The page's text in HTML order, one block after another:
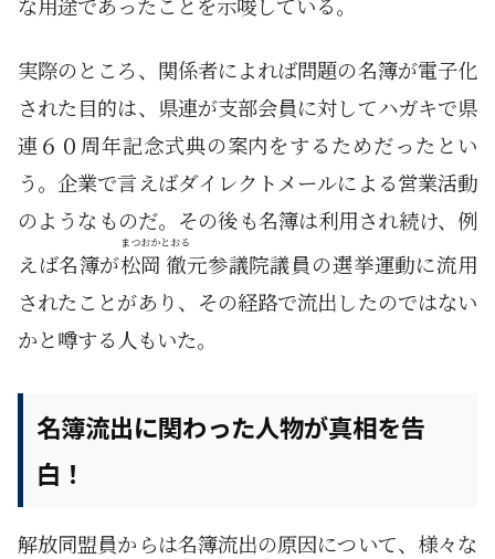
実際のところ、関係者によれば問題の名簿が電子化
された目的は、県連が支部会員に対してハガキで県
連６０周年記念式典の案内をするためだったとい
う。企業で言えばダイレクトメールによる営業活動
のようなものだ。その後も名簿は利用され続け、例
えば名簿が松岡
まつおか
徹
とおる
元参議院議員の選挙運動に流用
されたことがあり、その経路で流出したのではない
かと噂する人もいた。
名簿流出に関わった人物が真相を告
白！
解放同盟員からは名簿流出の原因について、様々な